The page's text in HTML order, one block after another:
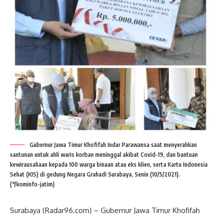
Gubernur Jawa Timur Khofifah Indar Parawansa saat menyerahkan
santunan untuk ahli waris korban meninggal akibat Covid-19, dan bantuan
kewirausahaan kepada 100 warga binaan atau eks klien, serta Kartu Indonesia
Sehat (KIS) di gedung Negara Grahadi Surabaya, Senin (10/5/2021).
(*/kominfo-jatim)
Surabaya (Radar96.com) – Gubernur Jawa Timur Khofifah